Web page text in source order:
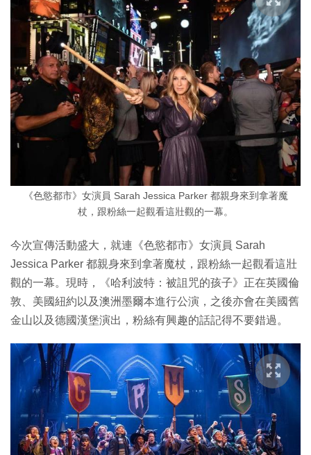
《色慾都市》女演員 Sarah Jessica Parker 都親身來到拿著魔
杖，跟粉絲一起觀看這壯觀的一幕。
今次宣傳活動盛大，就連《色慾都市》女演員 Sarah
Jessica Parker 都親身來到拿著魔杖，跟粉絲一起觀看這壯
觀的一幕。現時，《哈利波特：被詛咒的孩子》正在英國倫
敦、美國紐約以及澳洲墨爾本進行公演，之後亦會在美國舊
金山以及德國漢堡演出，粉絲有興趣的話記得不要錯過。